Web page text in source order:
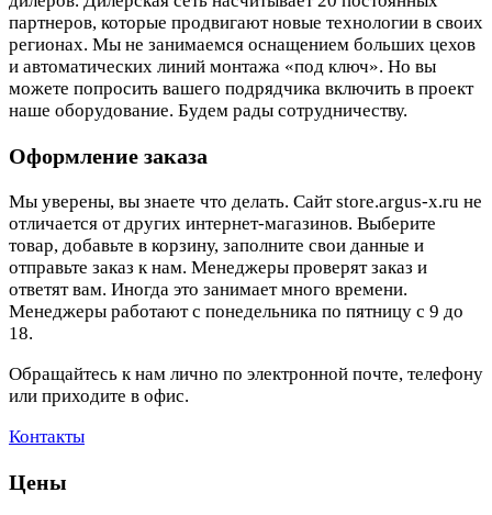
партнеров, которые продвигают новые технологии в своих
регионах. Мы не занимаемся оснащением больших цехов
и автоматических линий монтажа «под ключ». Но вы
можете попросить вашего подрядчика включить в проект
наше оборудование. Будем рады сотрудничеству.
Оформление заказа
Мы уверены, вы знаете что делать. Сайт store.argus-x.ru не
отличается от других интернет-магазинов. Выберите
товар, добавьте в корзину, заполните свои данные и
отправьте заказ к нам. Менеджеры проверят заказ и
ответят вам. Иногда это занимает много времени.
Менеджеры работают с понедельника по пятницу с 9 до
18.
Обращайтесь к нам лично по электронной почте, телефону
или приходите в офис.
Контакты
Цены